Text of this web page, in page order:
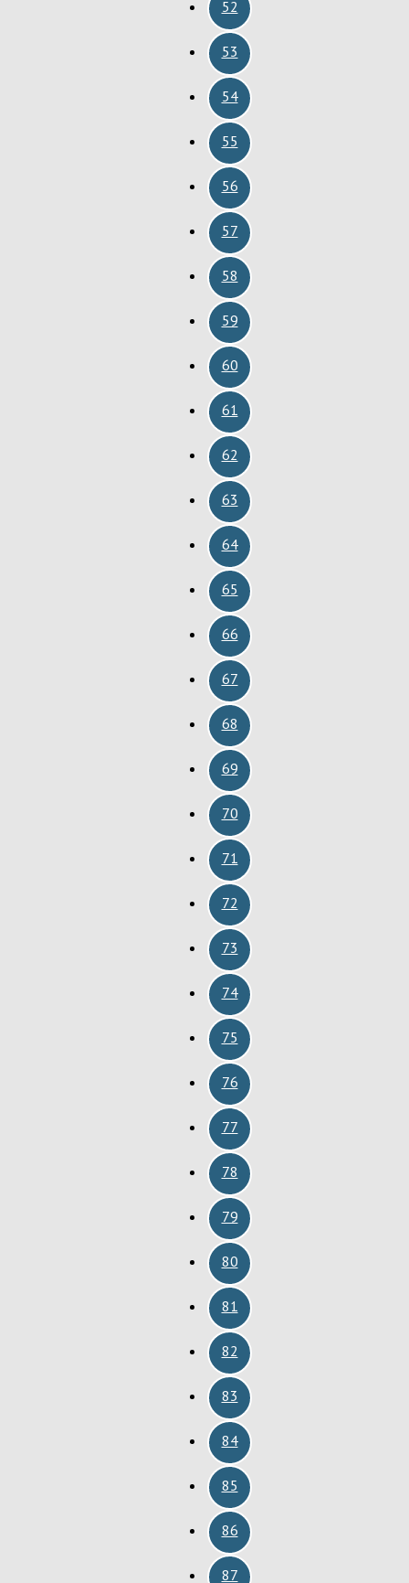
52
53
54
55
56
57
58
59
60
61
62
63
64
65
66
67
68
69
70
71
72
73
74
75
76
77
78
79
80
81
82
83
84
85
86
87